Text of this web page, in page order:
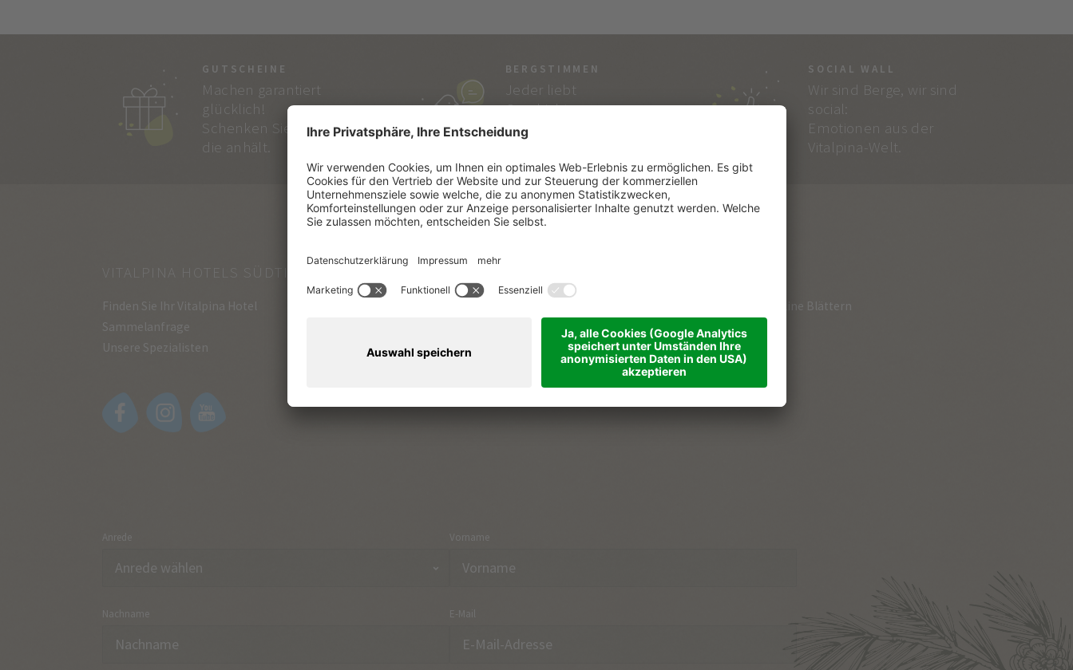
GUTSCHEINE
Machen garantiert
glücklich!
Schenken Sie Freude,
die anhält.
BERGSTIMMEN
Jeder liebt
Geschichten…
und die von Vitalpina
SOCIAL WALL
Wir sind Berge, wir sind
social:
Emotionen aus der
Vitalpina-Welt.
VITALPINA HOTELS SÜDTIROL
Finden Sie Ihr Vitalpina Hotel
Sammelanfrage
Unsere Spezialisten
SÜDTIROL
Urlaubsthemen
Kataloge zum Online Blättern
Partner
Anreise
Kontakt
Anrede Vorname
Nachname E-Mail